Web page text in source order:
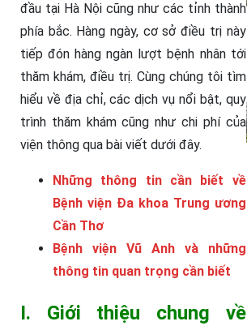
đầu tại Hà Nội cũng như các tỉnh thành
phía bắc. Hàng ngày, cơ sở điều trị này
tiếp đón hàng ngàn lượt bệnh nhân tới
thăm khám, điều trị. Cùng chúng tôi tìm
hiểu về địa chỉ, các dịch vụ nổi bật, quy
trình thăm khám cũng như chi phí của
viện thông qua bài viết dưới đây.
Những thông tin cần biết về
Bệnh viện Đa khoa Trung ương
Cần Thơ
Bệnh viện Vũ Anh và những
thông tin quan trọng cần biết
I. Giới thiệu chung về